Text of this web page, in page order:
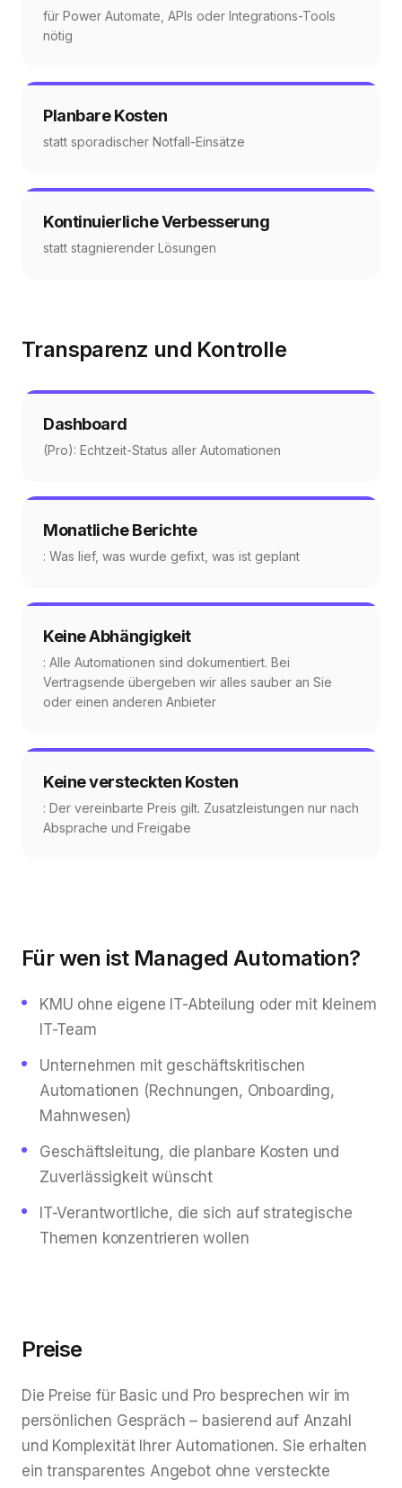
für Power Automate, APIs oder Integrations-Tools
nötig
Planbare Kosten
statt sporadischer Notfall-Einsätze
Kontinuierliche Verbesserung
statt stagnierender Lösungen
Transparenz und Kontrolle
Dashboard
(Pro): Echtzeit-Status aller Automationen
Monatliche Berichte
: Was lief, was wurde gefixt, was ist geplant
Keine Abhängigkeit
: Alle Automationen sind dokumentiert. Bei
Vertragsende übergeben wir alles sauber an Sie
oder einen anderen Anbieter
Keine versteckten Kosten
: Der vereinbarte Preis gilt. Zusatzleistungen nur nach
Absprache und Freigabe
Für wen ist Managed Automation?
KMU ohne eigene IT-Abteilung oder mit kleinem
IT-Team
Unternehmen mit geschäftskritischen
Automationen (Rechnungen, Onboarding,
Mahnwesen)
Geschäftsleitung, die planbare Kosten und
Zuverlässigkeit wünscht
IT-Verantwortliche, die sich auf strategische
Themen konzentrieren wollen
Preise
Die Preise für Basic und Pro besprechen wir im
persönlichen Gespräch – basierend auf Anzahl
und Komplexität Ihrer Automationen. Sie erhalten
ein transparentes Angebot ohne versteckte